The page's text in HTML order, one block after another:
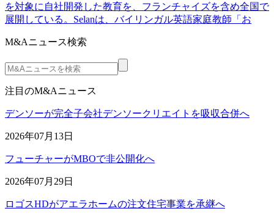
を対象に自社開発した教育を、フランチャイズを含め全国で
展開している。Selanは、バイリンガル英語家庭教師「お
M&Aニュース検索
注目のM&Aニュース
デンソーが完全子会社デンソークリエイトを吸収合併へ
2026年07月13日
フューチャーがMBOで非公開化へ
2026年07月29日
ロゴスHDがアエラホームの注文住宅事業を承継へ